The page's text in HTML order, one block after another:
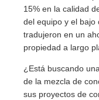
15% en la calidad
del equipo y el bajo
tradujeron en un
propiedad a largo
¿Está buscando
de la mezcla de
sus proyectos de